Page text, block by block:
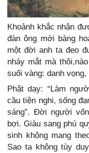
Khoảnh khắc nhận
đàn ông mới bàng
một đời anh ta đeo
nháy mắt mà
suối vàng: danh
Phật dạy: “Làm
cầu tiện nghi, sống
sáng”. Đời người
bợi. Giàu sang phú
sinh không mang
Sao ta không tùy